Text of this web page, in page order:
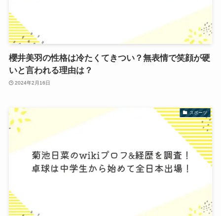
櫻井美羽の性格は冷たくてきつい？無表情で笑顔が硬
いと言われる理由は？
2024年2月16日
スポーツ